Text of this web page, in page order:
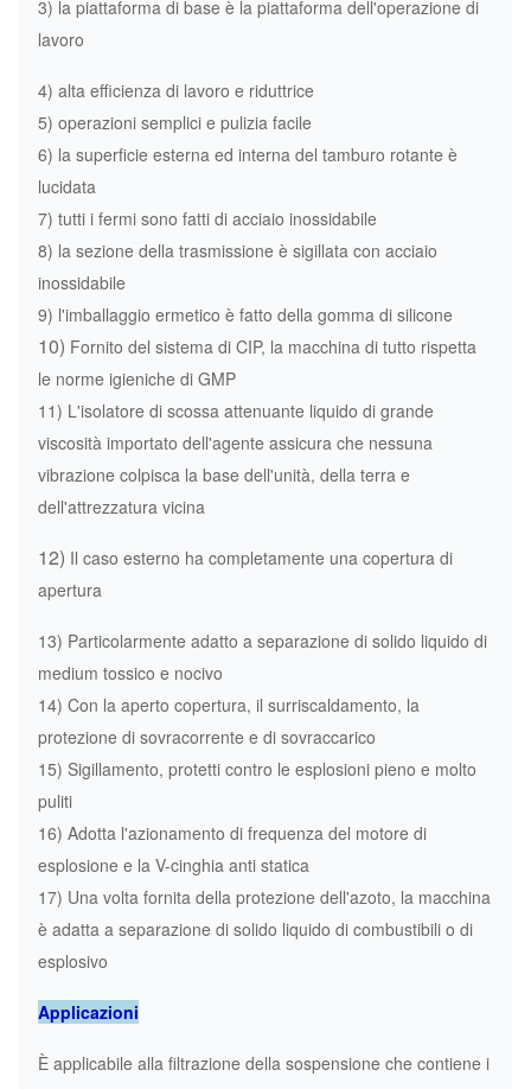
3) la piattaforma di base è la piattaforma dell'operazione di
lavoro
4) alta efficienza di lavoro e riduttrice
5) operazioni semplici e pulizia facile
6) la superficie esterna ed interna del tamburo rotante è
lucidata
7) tutti i fermi sono fatti di acciaio inossidabile
8) la sezione della trasmissione è sigillata con acciaio
inossidabile
9) l'imballaggio ermetico è fatto della gomma di silicone
10) Fornito del sistema di CIP, la macchina di tutto rispetta
le norme igieniche di GMP
11) L'isolatore di scossa attenuante liquido di grande
viscosità importato dell'agente assicura che nessuna
vibrazione colpisca la base dell'unità, della terra e
dell'attrezzatura vicina
12) Il caso esterno ha completamente una copertura di
apertura
13) Particolarmente adatto a separazione di solido liquido di
medium tossico e nocivo
14) Con la aperto copertura, il surriscaldamento, la
protezione di sovracorrente e di sovraccarico
15) Sigillamento, protetti contro le esplosioni pieno e molto
puliti
16) Adotta l'azionamento di frequenza del motore di
esplosione e la V-cinghia anti statica
17) Una volta fornita della protezione dell'azoto, la macchina
è adatta a separazione di solido liquido di combustibili o di
esplosivo
Applicazioni
È applicabile alla filtrazione della sospensione che contiene i